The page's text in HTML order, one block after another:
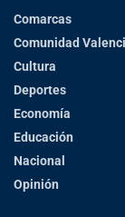
Comarcas
Comunidad
Cultura
Deportes
Economía
Educación
Nacional
Opinión